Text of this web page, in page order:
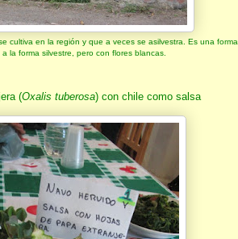
cultiva en la región y que a veces se asilvestra. Es una forma
la forma silvestre, pero con flores blancas.
(Oxalis tuberosa) con chile como salsa